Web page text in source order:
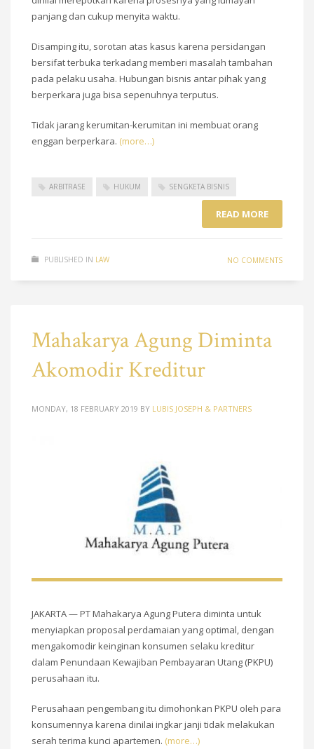
panjang dan cukup menyita waktu.
Disamping itu, sorotan atas kasus karena persidangan
bersifat terbuka terkadang memberi masalah tambahan
pada pelaku usaha. Hubungan bisnis antar pihak yang
berperkara juga bisa sepenuhnya terputus.
Tidak jarang kerumitan-kerumitan ini membuat orang
enggan berperkara. (more…)
ARBITRASE HUKUM SENGKETA BISNIS
READ MORE
PUBLISHED IN LAW NO COMMENTS
Mahakarya Agung Diminta
Akomodir Kreditur
MONDAY, 18 FEBRUARY 2019 BY LUBIS JOSEPH & PARTNERS
JAKARTA — PT Mahakarya Agung Putera diminta untuk
menyiapkan proposal perdamaian yang optimal, dengan
mengakomodir keinginan konsumen selaku kreditur
dalam Penundaan Kewajiban Pembayaran Utang (PKPU)
perusahaan itu.
Perusahaan pengembang itu dimohonkan PKPU oleh para
konsumennya karena dinilai ingkar janji tidak melakukan
serah terima kunci apartemen. (more…)